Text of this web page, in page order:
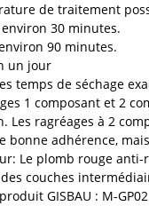
de traitement
30 minutes.
90 minutes.
un jour
temps de séchage
1 composant et 2
Les ragréages à 2
bonne adhérence,
Le plomb rouge anti-
couches
GISBAU : M-GP02